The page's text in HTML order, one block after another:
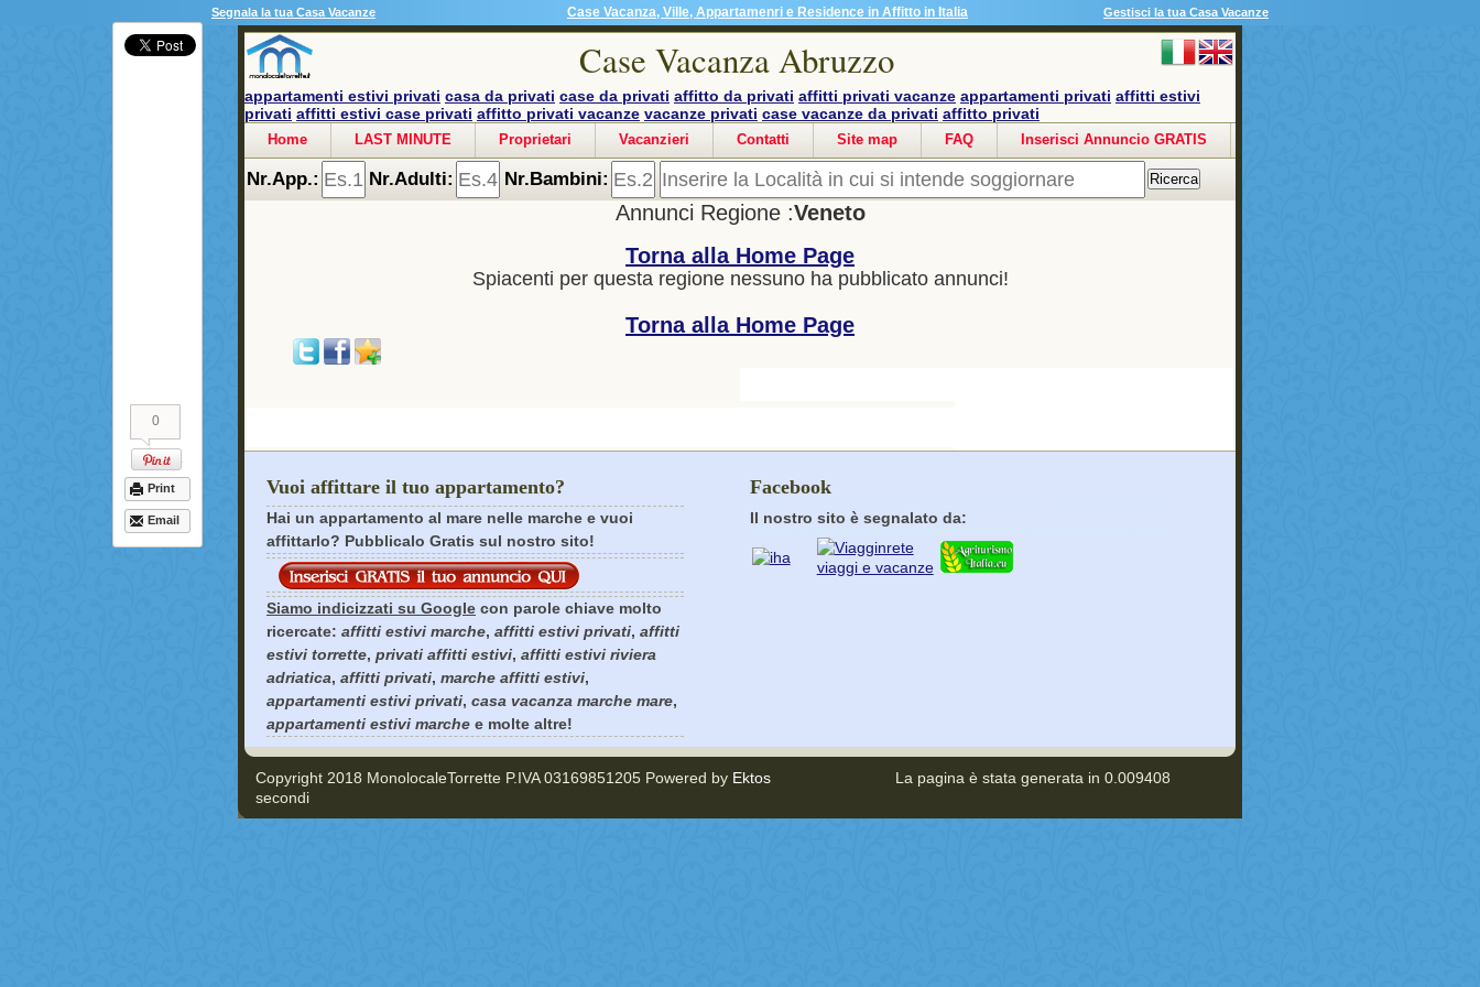
0
Print
Email
Segnala la tua Casa Vacanze Case Vacanza, Ville, Appartamenri e Residence in Affitto in Italia Gestisci la tua Casa Vacanze
Case Vacanza Abruzzo
appartamenti estivi privati casa da privati case da privati affitto da privati affitti privati vacanze appartamenti privati affitti estivi
privati affitti estivi case privati affitto privati vacanze vacanze privati case vacanze da privati affitto privati
Home LAST MINUTE Proprietari Vacanzieri Contatti Site map FAQ Inserisci Annuncio GRATIS
Nr.App.: Nr.Adulti: Nr.Bambini:
Annunci Regione :Veneto
Torna alla Home Page
Spiacenti per questa regione nessuno ha pubblicato annunci!
Torna alla Home Page
Vuoi affittare il tuo appartamento?
Hai un appartamento al mare nelle marche e vuoi
affittarlo? Pubblicalo Gratis sul nostro sito!
Siamo indicizzati su Google con parole chiave molto
ricercate: affitti estivi marche, affitti estivi privati, affitti
estivi torrette, privati affitti estivi, affitti estivi riviera
adriatica, affitti privati, marche affitti estivi,
appartamenti estivi privati, casa vacanza marche mare,
appartamenti estivi marche e molte altre!
Facebook
Il nostro sito è segnalato da:
Copyright 2018 MonolocaleTorrette P.IVA 03169851205 Powered by Ektos
La pagina è stata generata in 0.009408
secondi